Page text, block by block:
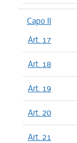
Capo II
Art. 17
Art. 18
Art. 19
Art. 20
Art. 21